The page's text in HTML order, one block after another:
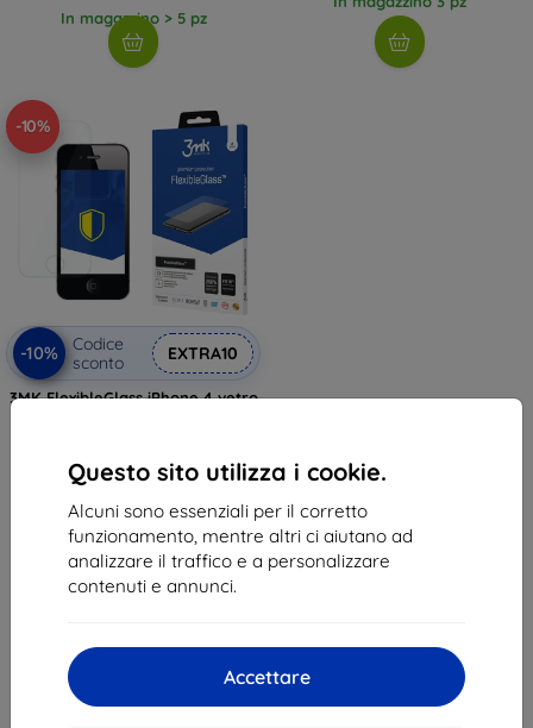
Questo sito utilizza i cookie.
Alcuni sono essenziali per il corretto
funzionamento, mentre altri ci aiutano ad
analizzare il traffico e a personalizzare
contenuti e annunci.
Accettare
In magazzino > 5 pz
-10%
-10%
Codice
sconto
EXTRA10
3MK FlexibleGlass iPhone 4 vetro
10,71 €
In magazzino > 5 pz
del totale